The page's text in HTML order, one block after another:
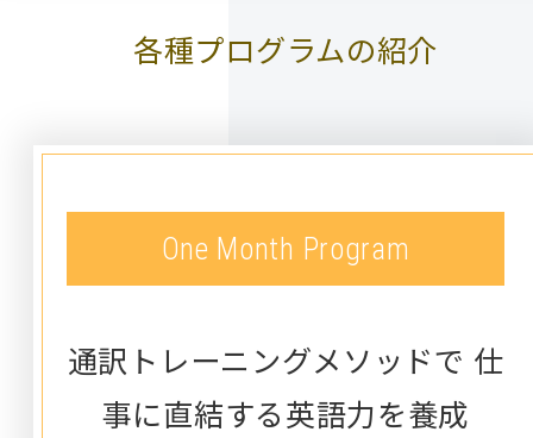
各種プログラムの紹介
One Month Program
通訳トレーニングメソッドで 仕
事に直結する英語力を養成